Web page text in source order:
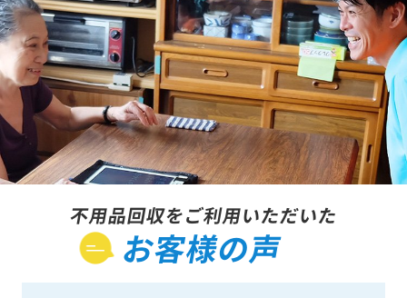
不用品回収をご利用いただいた
お客様の声